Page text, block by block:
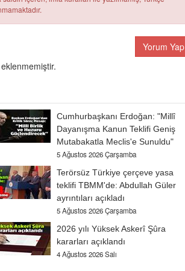
Yorum Yap
Cumhurbaşkanı Erdoğan: "Millî
Dayanışma Kanun Teklifi Geniş
Mutabakatla Meclis'e Sunuldu"
5 Ağustos 2026 Çarşamba
Terörsüz Türkiye çerçeve yasa
teklifi TBMM'de: Abdullah Güler
ayrıntıları açıkladı
5 Ağustos 2026 Çarşamba
2026 yılı Yüksek Askerî Şûra
kararları açıklandı
4 Ağustos 2026 Salı